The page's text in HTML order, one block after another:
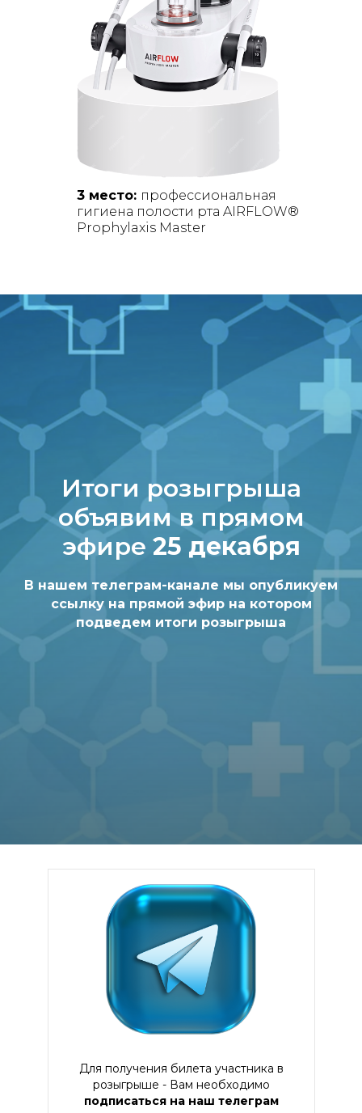
3 место: профессиональная
гигиена полости рта AIRFLOW®
Prophylaxis Master
Итоги розыгрыша
объявим в прямом
эфире 25 декабря
В нашем телеграм-канале мы опубликуем
ссылку на прямой эфир на котором
подведем итоги розыгрыша
Для получения билета участника в
розыгрыше - Вам необходимо
подписаться на наш телеграм